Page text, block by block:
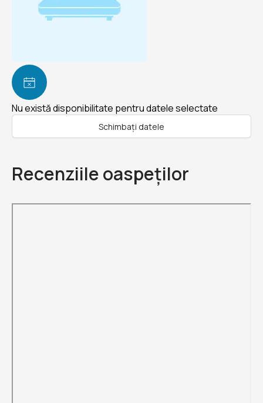
Nu există disponibilitate pentru datele selectate
Schimbați datele
Recenziile oaspeților